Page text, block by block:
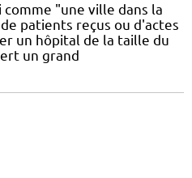
"une ville dans la
patients reçus ou d'actes
un hôpital de la taille du
un grand